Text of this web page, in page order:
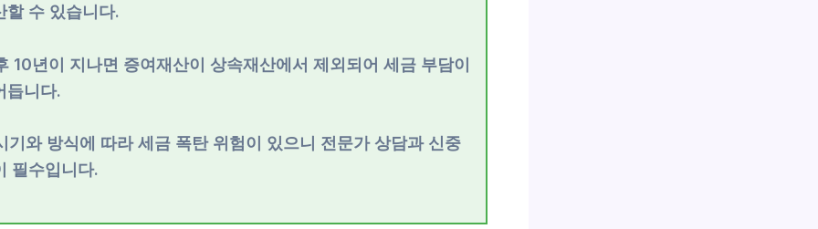
할 수 있습니다.
10년이 지나면 증여재산이 상속재산에서 제외되어 세금 부담이
듭니다.
기와 방식에 따라 세금 폭탄 위험이 있으니 전문가 상담과 신중
필수입니다.